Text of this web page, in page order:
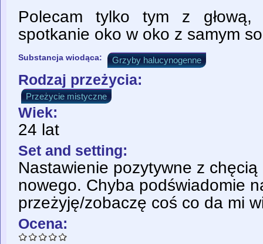
Polecam tylko tym z
spotkanie oko w oko z samym
Substancja wiodąca: Grzyby halucynogenne
Rodzaj przeżycia:
Przeżycie mistyczne
Wiek:
24 lat
Set and setting:
Nastawienie pozytywne z
nowego. Chyba podświadomie
przeżyję/zobaczę coś co da mi
Ocena: